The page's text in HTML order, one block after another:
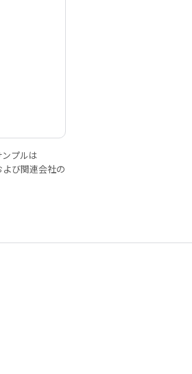
プルは
よび関連会社の